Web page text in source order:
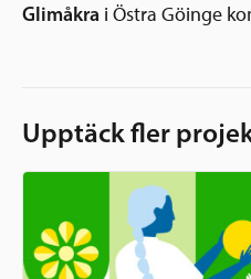
Glimåkra i Östra Göinge
Upptäck fler